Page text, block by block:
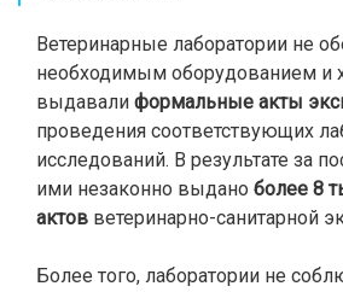
Ветеринарные лаборатории не
необходимым оборудованием и
выдавали формальные акты
проведения соответствующих
исследований. В результате за
ими незаконно выдано более 8
актов ветеринарно-санитарной
Более того, лаборатории не